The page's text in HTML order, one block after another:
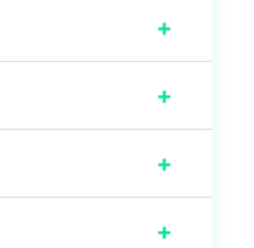
+
+
+
+